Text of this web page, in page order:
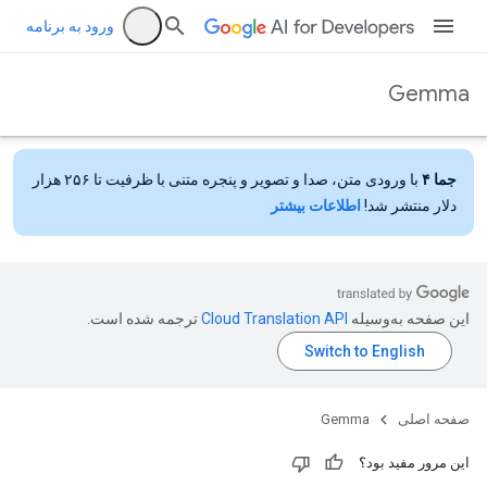
ورود به برنامه
Gemma
جما ۴
با ورودی متن، صدا و تصویر و پنجره متنی با ظرفیت تا ۲۵۶ هزار
دلار منتشر شد! اطلاعات بیشتر
این صفحه به‌وسیله ترجمه شده است.
صفحه اصلی Gemma
این مرور مفید بود؟